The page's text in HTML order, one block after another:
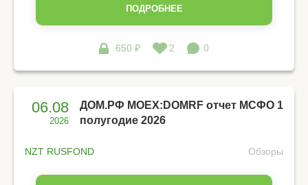
ПОДРОБНЕЕ
650 ₽ 2 0
06.08
2026
ДОМ.РФ MOEX:DOMRF отчет МСФО 1
полугодие 2026
NZT RUSFOND Обзоры